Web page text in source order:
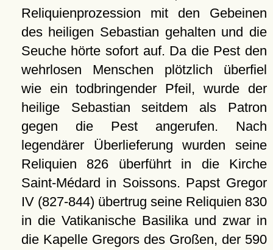
Reliquienprozession mit den Gebeinen
des heiligen Sebastian gehalten und die
Seuche hörte sofort auf. Da die Pest den
wehrlosen Menschen plötzlich überfiel
wie ein todbringender Pfeil, wurde der
heilige Sebastian seitdem als Patron
gegen die Pest angerufen. Nach
legendärer Überlieferung wurden seine
Reliquien 826 überführt in die Kirche
Saint-Médard in Soissons. Papst Gregor
IV (827-844) übertrug seine Reliquien 830
in die Vatikanische Basilika und zwar in
die Kapelle Gregors des Großen, der 590